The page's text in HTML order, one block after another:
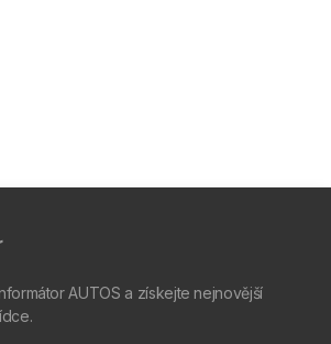
AUTOS a získejte nejnovější